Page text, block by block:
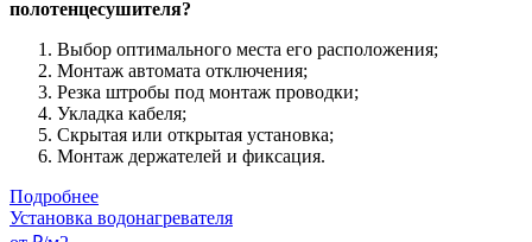
полотенцесушителя?
Выбор оптимального места его расположения;
Монтаж автомата отключения;
Резка штробы под монтаж проводки;
Укладка кабеля;
Скрытая или открытая установка;
Монтаж держателей и фиксация.
Подробнее
Установка водонагревателя